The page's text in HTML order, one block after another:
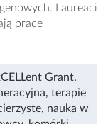
Laureaci
prace
Grant,
, terapie
, nauka w